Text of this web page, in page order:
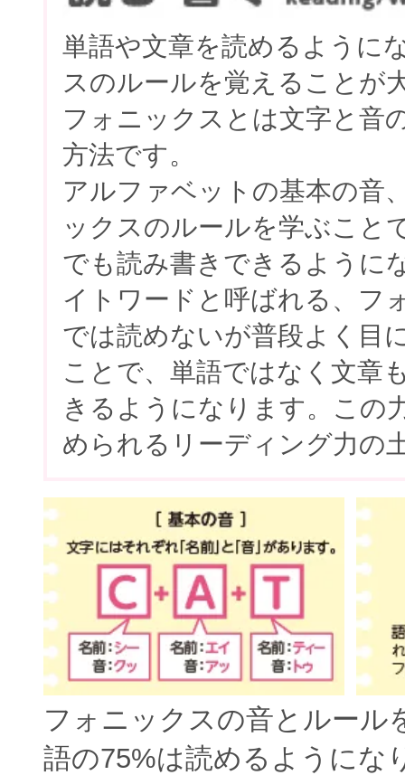
単語や文章を読めるように
スのルールを覚えることが
フォニックスとは文字と音
方法です。
アルファベットの基本の音
ックスのルールを学ぶこと
でも読み書きできるように
イトワードと呼ばれる、フ
では読めないが普段よく目
ことで、単語ではなく文章
きるようになります。この
められるリーディング力の
フォニックスの音とルール
語の75%は読めるようにな